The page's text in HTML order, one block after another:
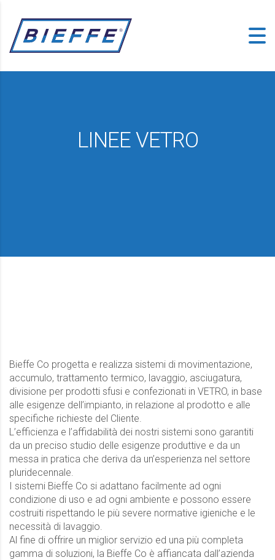
LINEE VETRO
Bieffe Co progetta e realizza sistemi di movimentazione,
accumulo, trattamento termico, lavaggio, asciugatura,
divisione per prodotti sfusi e confezionati in VETRO, in base
alle esigenze dell’impianto, in relazione al prodotto e alle
specifiche richieste del Cliente.
L’efficienza e l’affidabilità dei nostri sistemi sono garantiti
da un preciso studio delle esigenze produttive e da un
messa in pratica che deriva da un’esperienza nel settore
pluridecennale.
I sistemi Bieffe Co si adattano facilmente ad ogni
condizione di uso e ad ogni ambiente e possono essere
costruiti rispettando le più severe normative igieniche e le
necessità di lavaggio.
Al fine di offrire un miglior servizio ed una più completa
gamma di soluzioni, la Bieffe Co è affiancata dall’azienda